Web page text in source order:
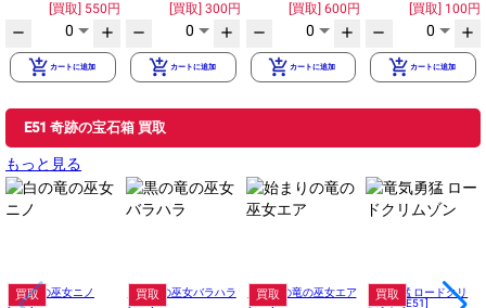
550円
remove 0 add
add_shopping_cart カートに追加
300円
remove 0 add
add_shopping_cart カートに追加
600円
remove 0 add
add_shopping_cartカートに追加
100円
remove 0 add
add_shopping_cartカートに追加
E51 奇跡の宝石箱 買取
もっと見る
買取
白の竜の巫女ニノ
[E51]
買取
黒の竜の巫女バラハラ
[E51]
買取
始まりの竜の巫女エア
[E51]
買取
竜気勇猛 ロードクリ
ムゾン [E51]